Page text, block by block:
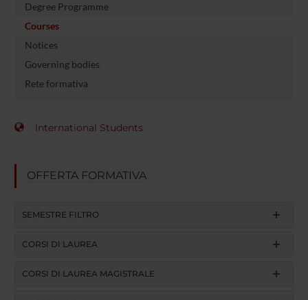
Degree Programme
Courses
Notices
Governing bodies
Rete formativa
International Students
OFFERTA FORMATIVA
SEMESTRE FILTRO
CORSI DI LAUREA
CORSI DI LAUREA MAGISTRALE